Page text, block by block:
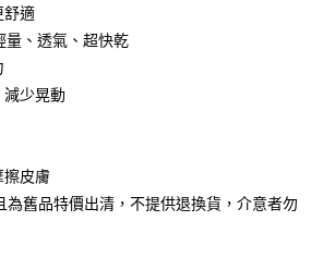
星展（台灣）商業銀行
永豐商業銀行
】
商品之後才付款」的支付方式。 讓您購物簡單
不需綁卡、不需儲值。
簡訊認證，即可結帳。
務後，再付款。
舒適
量、透氣、超快乾
減少晃動
皮膚
舊品特價出清，不提供退換貨，介意者勿